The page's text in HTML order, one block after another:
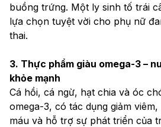
buồng trứng. Một ly sinh tố trái
lựa chọn tuyệt vời cho phụ nữ
thai.
3. Thực phẩm giàu omega-3 –
khỏe mạnh
Cá hồi, cá ngừ, hạt chia và óc
omega-3, có tác dụng giảm
máu và hỗ trợ sự phát triển của